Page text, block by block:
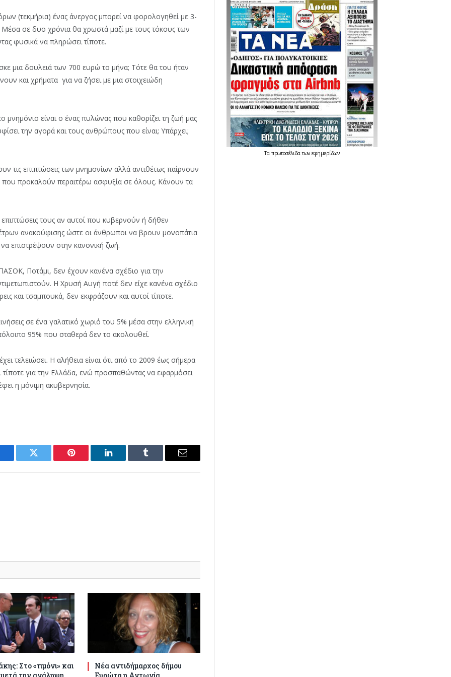
(τεκμήρια) ένας άνεργος μπορεί να φορολογηθεί με 3-
σε δυο χρόνια θα χρωστά μαζί με τους τόκους των
φυσικά να πληρώσει τίποτε.
μια δουλειά των 700 ευρώ το μήνα; Τότε θα του ήταν
και χρήματα για να ζήσει με μια στοιχειώδη
είναι ο ένας πυλώνας που καθορίζει τη ζωή μας
την αγορά και τους ανθρώπους που είναι; Υπάρχει;
τις επιπτώσεις των μνημονίων αλλά αντιθέτως παίρνουν
προκαλούν περαιτέρω ασφυξία σε όλους. Κάνουν τα
τους αν αυτοί που κυβερνούν ή δήθεν
ανακούφισης ώστε οι άνθρωποι να βρουν μονοπάτια
επιστρέψουν στην κανονική ζωή.
Ποτάμι, δεν έχουν κανένα σχέδιο για την
Η Χρυσή Αυγή ποτέ δεν είχε κανένα σχέδιο
και τσαμπουκά, δεν εκφράζουν και αυτοί τίποτε.
σε ένα γαλατικό χωριό του 5% μέσα στην ελληνική
95% που σταθερά δεν το ακολουθεί.
τελειώσει. Η αλήθεια είναι ότι από το 2009 έως σήμερα
για την Ελλάδα, ενώ προσπαθώντας να εφαρμόσει
η μόνιμη ακυβερνησία.
Twitter Pinterest LinkedIn Tumblr Email
Στο «τιμόνι» και
Νέα αντιδήμαρχος δήμου
Τα πρωτοσέλιδατων εφημερίδων